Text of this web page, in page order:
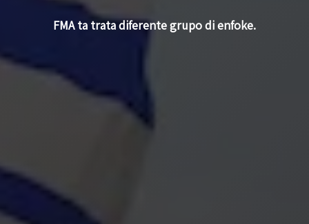
FMA ta trata diferente grupo di enfoke.